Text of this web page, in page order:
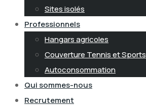
Sites isolés
Professionnels
Hangars agricoles
Couverture Tennis et Sports
Autoconsommation
Qui sommes-nous
Recrutement